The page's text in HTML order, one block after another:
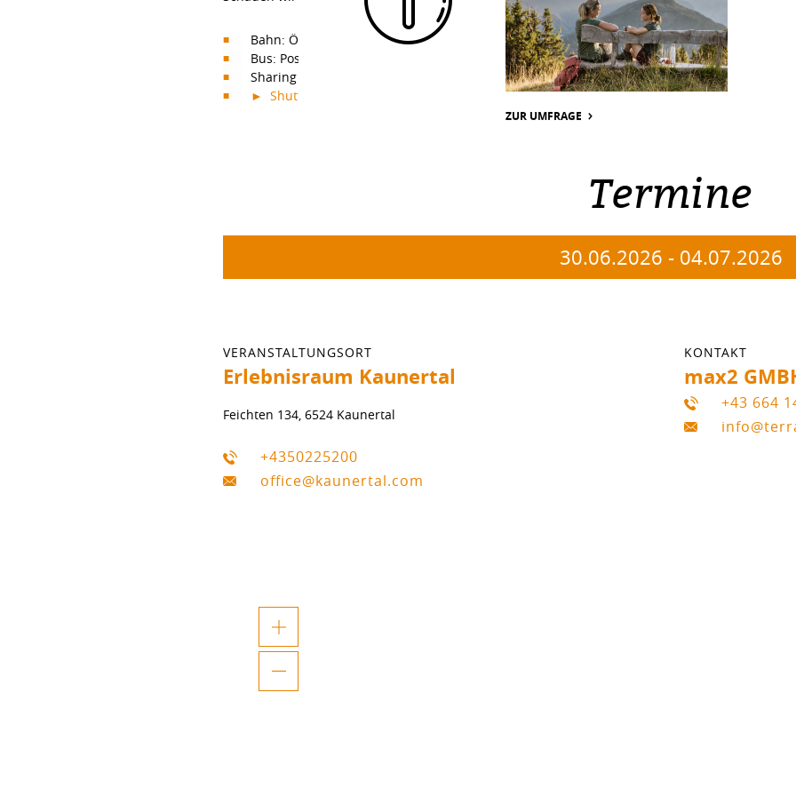
ZUR UMFRAGE
Bahn: ÖBB (Landeck-Zams Bahnhof), Trenitalia, SBB
Bus: Postbus (Landeck-Zams Bahnhof Vorplatz)
Sharing is Caring: Mitfahrbörse
► Shuttle buchen
Termine
30.06.2026 - 04.07.2026
VERANSTALTUNGSORT
Erlebnisraum Kaunertal
Feichten 134, 6524 Kaunertal
+4350225200
office@kaunertal.com
KONTAKT
max2
+43 664